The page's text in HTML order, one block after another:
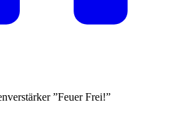
”Feuer Frei!”